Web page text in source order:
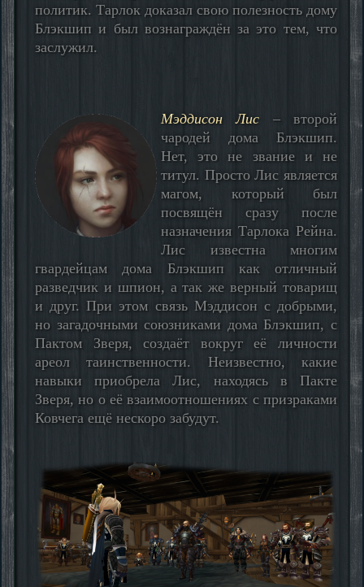
политик. Тарлок доказал свою полезность дому
Блэкшип и был вознаграждён за это тем, что
заслужил.
Мэддисон Лис – второй
чародей дома Блэкшип.
Нет, это не звание и не
титул. Просто Лис является
магом, который был
посвящён сразу после
назначения Тарлока Рейна.
Лис известна многим
гвардейцам дома Блэкшип как отличный
разведчик и шпион, а так же верный товарищ
и друг. При этом связь Мэддисон с добрыми,
но загадочными союзниками дома Блэкшип, с
Пактом Зверя, создаёт вокруг её личности
ареол таинственности. Неизвестно, какие
навыки приобрела Лис, находясь в Пакте
Зверя, но о её взаимоотношениях с призраками
Ковчега ещё нескоро забудут.